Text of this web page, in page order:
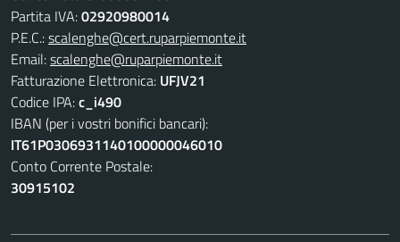
Partita IVA:02920980014
P.E.C.:scalenghe@cert.ruparpiemonte.it
Email:scalenghe@ruparpiemonte.it
Fatturazione Elettronica: UFJV21
Codice IPA:c_i490
IBAN (per i vostri bonifici bancari):
IT61P0306931140100000046010
Conto Corrente Postale:
30915102